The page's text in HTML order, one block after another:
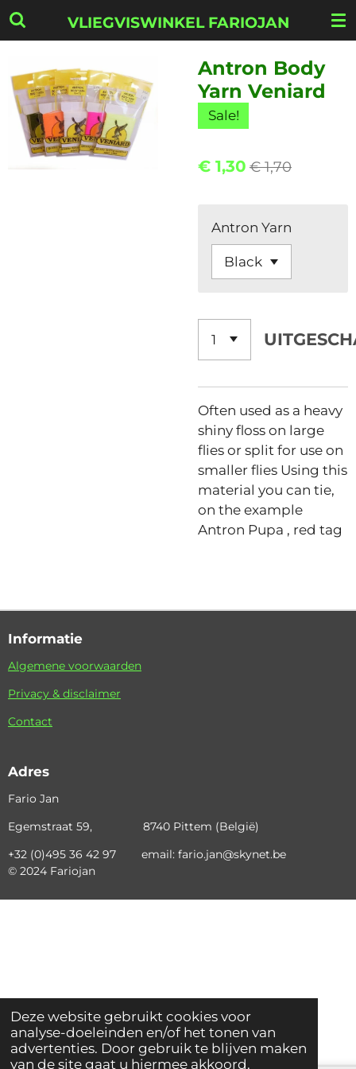
Deze website gebruikt cookies voor
analyse-doeleinden en/of het tonen van
advertenties. Door gebruik te blijven maken
van de site gaat u hiermee akkoord.
Ga
direct
de
hoofdinhoud
VLIEGVISWINKEL FARIOJAN
Antron Body
Yarn Veniard
Sale!
€ 1,30 € 1,70
Antron Yarn
Often used as a heavy
shiny floss on large
flies or split for use on
smaller flies Using this
material you can tie,
on the example
Antron Pupa , red tag
Informatie
Algemene voorwaarden
Privacy & disclaimer
Contact
Adres
Fario Jan
Egemstraat 59, 8740 Pittem (België)
+32 (0)495 36 42 97 email: fario.jan@skynet.be
© 2024 Fariojan